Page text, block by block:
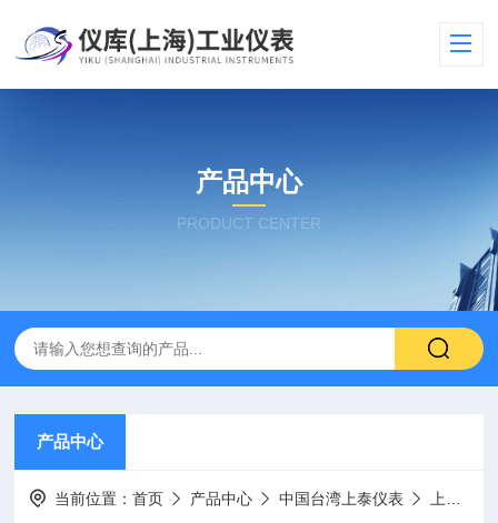
产品中心
PRODUCT CENTER
产品中心
当前位置：首页 产品中心 中国台湾上泰仪表 上泰电极